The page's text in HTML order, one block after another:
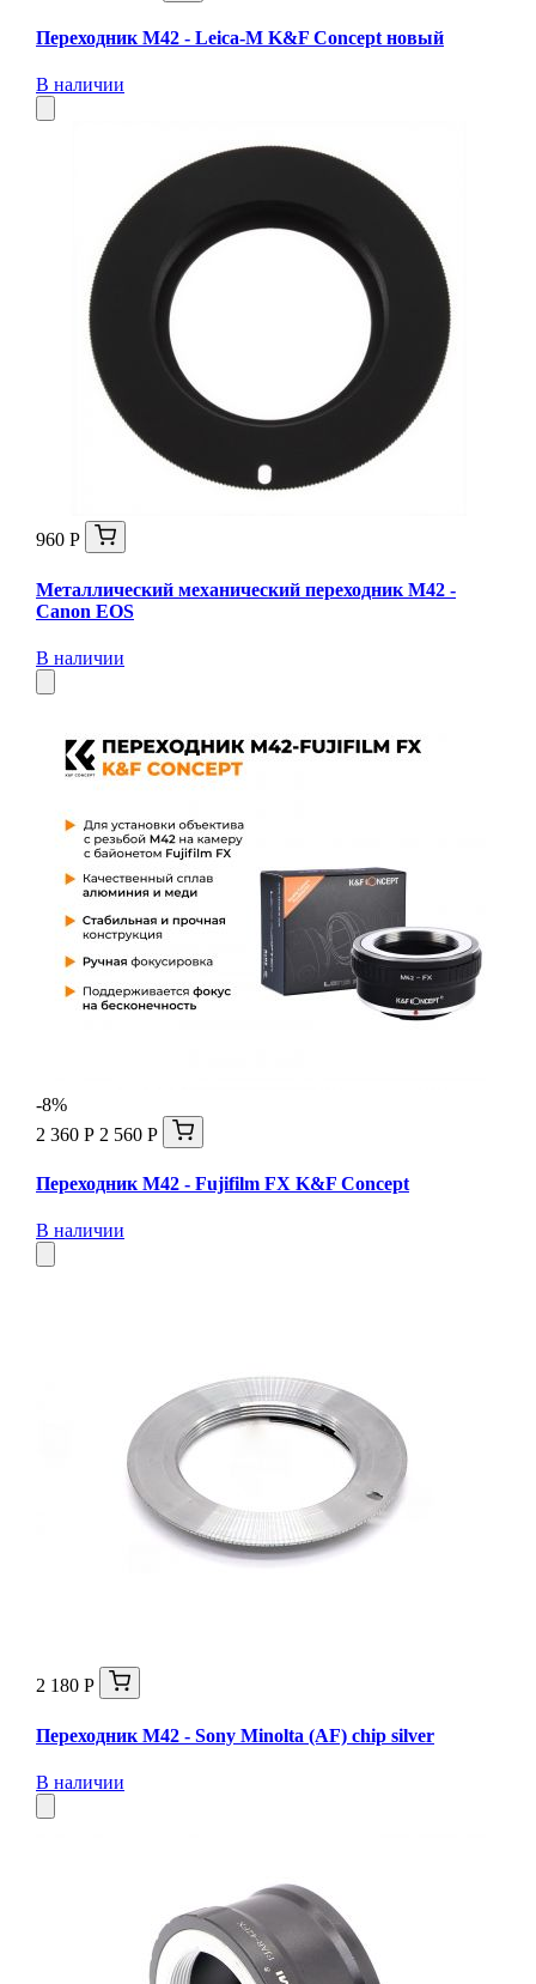
Переходник M42 - Leica-M K&F Concept новый
В наличии
960 Р
Металлический механический переходник M42 -
Canon EOS
В наличии
-8%
2 360 Р 2 560 Р
Переходник M42 - Fujifilm FX K&F Concept
В наличии
2 180 Р
Переходник M42 - Sony Minolta (AF) chip silver
В наличии